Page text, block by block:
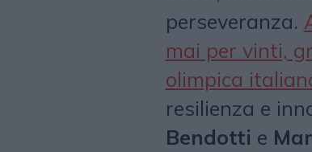
perseveranza.
mai per vinti,
olimpica
resilienza e
Bendotti e